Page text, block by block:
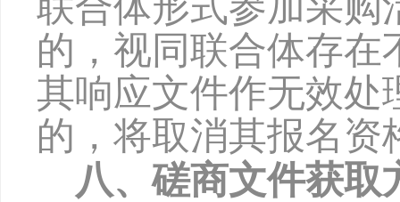
的，视同联合体存
其响应文件作无效处
的，将取消其报名资
八、磋商文件获取